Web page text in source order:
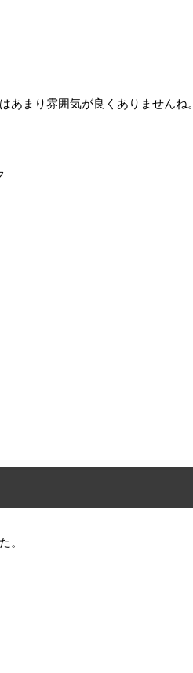
まり雰囲気が良くありませんね。
。